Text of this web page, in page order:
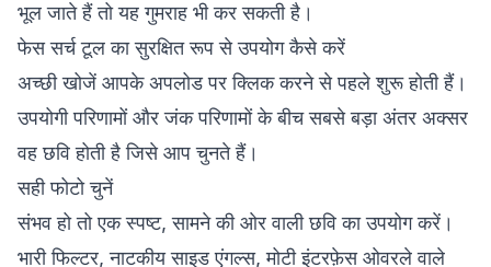
भूल जाते हैं तो यह गुमराह भी कर सकती है।
फेस सर्च टूल का सुरक्षित रूप से उपयोग कैसे करें
अच्छी खोजें आपके अपलोड पर क्लिक करने से पहले शुरू होती हैं।
उपयोगी परिणामों और जंक परिणामों के बीच सबसे बड़ा अंतर अक्सर
वह छवि होती है जिसे आप चुनते हैं।
सही फोटो चुनें
संभव हो तो एक स्पष्ट, सामने की ओर वाली छवि का उपयोग करें।
भारी फिल्टर, नाटकीय साइड एंगल्स, मोटी इंटरफ़ेस ओवरले वाले